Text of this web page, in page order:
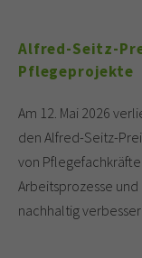
Alfred-Seitz-
Pflegeprojekte
Am 12. Mai 2026
den Alfred-Seitz-
von
Arbeitsprozesse
nachhaltig